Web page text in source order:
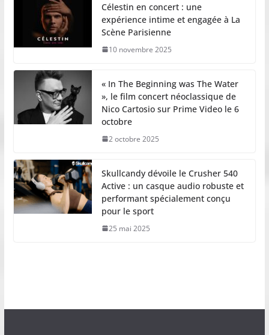
Célestin en concert : une
expérience intime et engagée à La
Scène Parisienne
10 novembre 2025
« In The Beginning was The Water
», le film concert néoclassique de
Nico Cartosio sur Prime Video le 6
octobre
2 octobre 2025
Skullcandy dévoile le Crusher 540
Active : un casque audio robuste et
performant spécialement conçu
pour le sport
25 mai 2025